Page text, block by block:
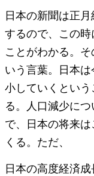
日本の新聞は正
するので、この
ことがわかる。そ
いう言葉。日本
小していくとい
る。人口減少に
で、日本の将来
くる。ただ、
日本の高度経済